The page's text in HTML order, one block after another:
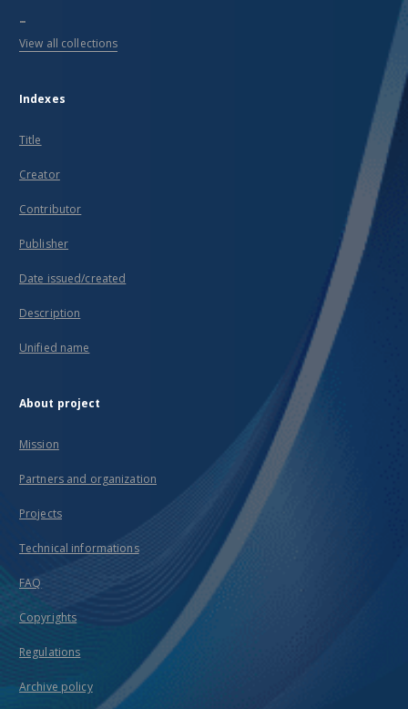
...
View all collections
Indexes
Title
Creator
Contributor
Publisher
Date issued/created
Description
Unified name
About project
Mission
Partners and organization
Projects
Technical informations
FAQ
Copyrights
Regulations
Archive policy